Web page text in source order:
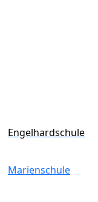
Engelhardschule
Marienschule